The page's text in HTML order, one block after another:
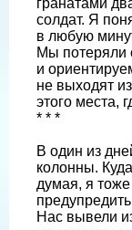
гранатами
солдат. Я
в любую
Мы потеряли
и
не выходят
этого места,
* * *
В один из
колонны.
думая, я
Нас вывели